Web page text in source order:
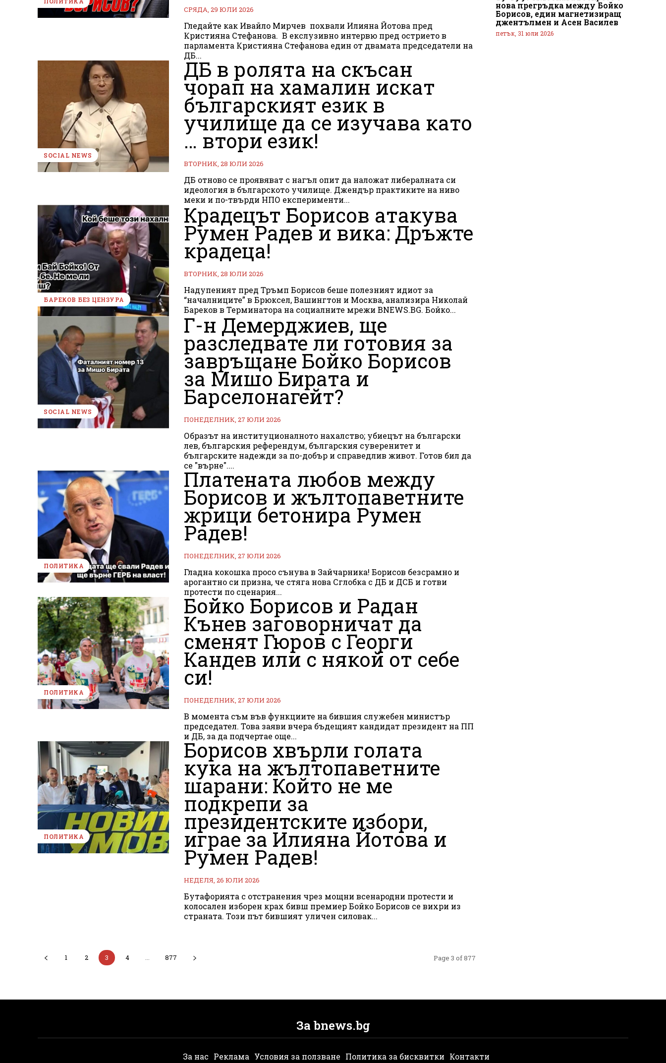
СРЯДА, 29 ЮЛИ 2026
Гледайте как Ивайло Мирчев похвали Илияна Йотова пред
Кристияна Стефанова. В екслузивно интервю пред острието в
парламента Кристияна Стефанова един от двамата председатели на
ДБ...
SOCIAL NEWS
ДБ в ролята на скъсан
чорап на хамалин искат
българският език в
училище да се изучава като
… втори език!
ВТОРНИК, 28 ЮЛИ 2026
ДБ отново се проявяват с нагъл опит да наложат либералната си
идеология в българското училище. Джендър практиките на ниво
меки и по-твърди НПО експерименти...
БАРЕКОВ БЕЗ ЦЕНЗУРА
Крадецът Борисов атакува
Румен Радев и вика: Дръжте
крадеца!
ВТОРНИК, 28 ЮЛИ 2026
Надупеният пред Тръмп Борисов беше полезният идиот за
“началниците” в Брюксел, Вашингтон и Москва, анализира Николай
Бареков в Терминатора на социалните мрежи BNEWS.BG. Бойко...
SOCIAL NEWS
Г-н Демерджиев, ще
разследвате ли готовия за
завръщане Бойко Борисов
за Мишо Бирата и
Барселонагейт?
ПОНЕДЕЛНИК, 27 ЮЛИ 2026
Образът на институционалното нахалство; убиецът на български
лев, българския референдум, българския суверенитет и
българските надежди за по-добър и справедлив живот. Готов бил да
се "върне"....
ПОЛИТИКА
Платената любов между
Борисов и жълтопаветните
жрици бетонира Румен
Радев!
ПОНЕДЕЛНИК, 27 ЮЛИ 2026
Гладна кокошка просо сънува в Зайчарника! Борисов безсрамно и
арогантно си призна, че стяга нова Сглобка с ДБ и ДСБ и готви
протести по сценария...
ПОЛИТИКА
Бойко Борисов и Радан
Кънев заговорничат да
сменят Гюров с Георги
Кандев или с някой от себе
си!
ПОНЕДЕЛНИК, 27 ЮЛИ 2026
В момента съм във функциите на бившия служебен министър
председател. Това заяви вчера бъдещият кандидат президент на ПП
и ДБ, за да подчертае още...
ПОЛИТИКА
Борисов хвърли голата
кука на жълтопаветните
шарани: Който не ме
подкрепи за
президентските избори,
играе за Илияна Йотова и
Румен Радев!
НЕДЕЛЯ, 26 ЮЛИ 2026
Бутафорията с отстранения чрез мощни всенародни протести и
колосален изборен крах бивш премиер Бойко Борисов се вихри из
страната. Този път бившият уличен силовак...
1 2 3 4 ... 877 Page 3 of 877
нова прегръдка между Бойко
Борисов, един магнетизиращ
джентълмен и Асен Василев
петък, 31 юли 2026
За bnews.bg
За нас Реклама Условия за ползване Политика за бисквитки Контакти